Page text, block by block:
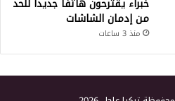
من إدمان الشاشات
منذ 3 ساعات